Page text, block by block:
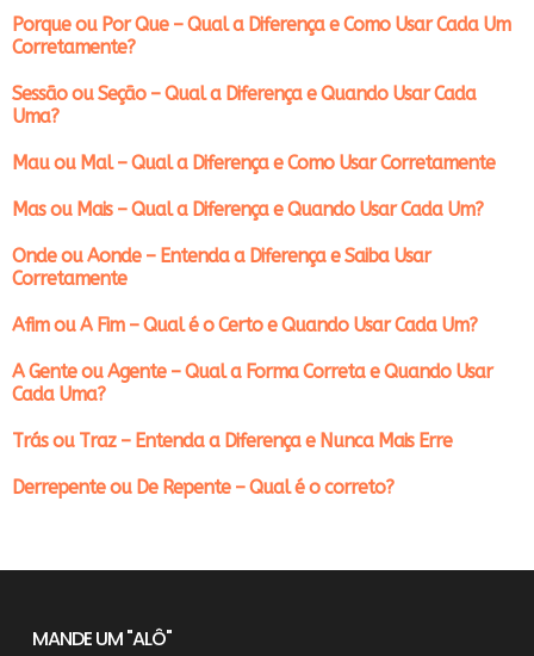
Porque ou Por Que – Qual a Diferença e Como Usar Cada Um
Corretamente?
Sessão ou Seção – Qual a Diferença e Quando Usar Cada
Uma?
Mau ou Mal – Qual a Diferença e Como Usar Corretamente
Mas ou Mais – Qual a Diferença e Quando Usar Cada Um?
Onde ou Aonde – Entenda a Diferença e Saiba Usar
Corretamente
Afim ou A Fim – Qual é o Certo e Quando Usar Cada Um?
A Gente ou Agente – Qual a Forma Correta e Quando Usar
Cada Uma?
Trás ou Traz – Entenda a Diferença e Nunca Mais Erre
Derrepente ou De Repente – Qual é o correto?
MANDE UM "ALÔ"